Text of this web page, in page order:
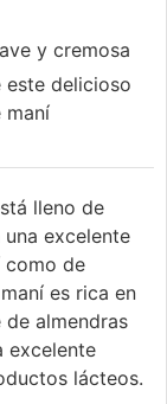
y cremosa
este delicioso
maní
lleno de
excelente
como de
es rica en
de almendras
excelente
lácteos.